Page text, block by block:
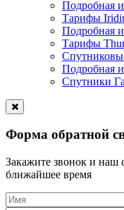
Подробная
Тарифы
Подробная
Тарифы
Подробная
Спутники
Форма обратной
Закажите звонок и наш
ближайшее время